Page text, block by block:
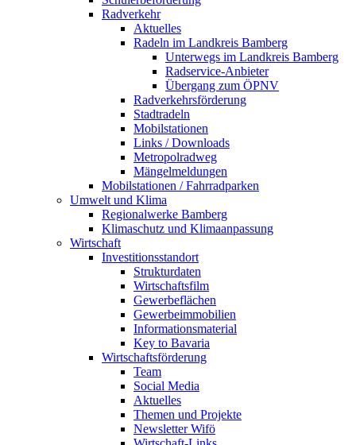
Radverkehr
Aktuelles
Radeln im Landkreis Bamberg
Unterwegs im Landkreis Bamberg
Radservice-Anbieter
Übergang zum ÖPNV
Radverkehrsförderung
Stadtradeln
Mobilstationen
Links / Downloads
Metropolradweg
Mängelmeldungen
Mobilstationen / Fahrradparken
Umwelt und Klima
Regionalwerke Bamberg
Klimaschutz und Klimaanpassung
Wirtschaft
Investitionsstandort
Strukturdaten
Wirtschaftsfilm
Gewerbeflächen
Gewerbeimmobilien
Informationsmaterial
Key to Bavaria
Wirtschaftsförderung
Team
Social Media
Aktuelles
Themen und Projekte
Newsletter Wifö